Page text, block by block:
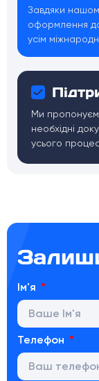
Завдяки
оформлення
усім
Ми
необхідні
усього
Ім'я
Телефон